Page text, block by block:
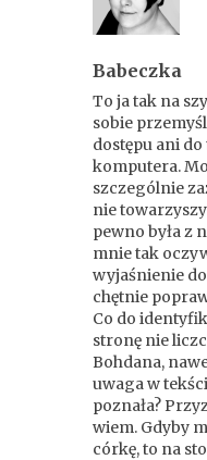
Babeczka
To ja tak na
sobie
dostępu ani
komputera.
szczególnie
nie
pewno była z
mnie tak
wyjaśnienie do
chętnie
Co do
stronę nie
Bohdana,
uwaga w
poznała?
wiem. Gdyby
córkę, to na